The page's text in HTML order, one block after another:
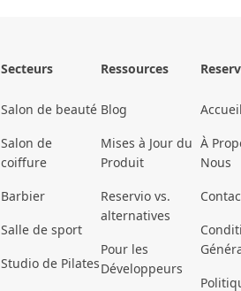
Secteurs
Salon de beauté
Salon de
coiffure
Barbier
Salle de sport
Studio de Pilates
Ressources
Blog
Mises à Jour du
Produit
Reservio vs.
alternatives
Pour les
Développeurs
Accueil
À
Nous